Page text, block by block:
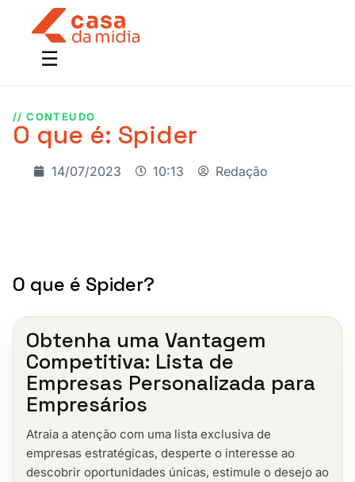
// CONTEUDO
O que é: Spider
14/07/2023 10:13 Redação
O que é Spider?
Obtenha uma Vantagem
Competitiva: Lista de
Empresas Personalizada para
Empresários
Atraia a atenção com uma lista exclusiva de
empresas estratégicas, desperte o interesse ao
descobrir oportunidades únicas, estimule o desejo ao